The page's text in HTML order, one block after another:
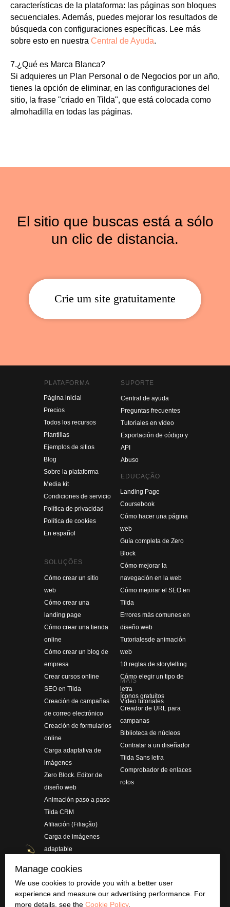
Manage cookies
We use cookies to provide you with a better user
experience and measure our advertising performance. For
more details, see the Cookie Policy.
características de la plataforma: las páginas son bloques
secuenciales. Además, puedes mejorar los resultados de
búsqueda con configuraciones específicas. Lee más
sobre esto en nuestra Central de Ayuda.
7.¿Qué es Marca Blanca?
Si adquieres un Plan Personal o de Negocios por un año,
tienes la opción de eliminar, en las configuraciones del
sitio, la frase "criado en Tilda", que está colocada como
almohadilla en todas las páginas.
El sitio que buscas está a sólo
un clic de distancia.
Crie um site gratuitamente
Página inicial
Precios
Todos los recursos
Plantillas
Ejemplos de sitios
Blog
Sobre la plataforma
Media kit
Condiciones de servicio
Política de privacidad
Política de cookies
En español
Landing Page
Coursebook
Cómo hacer una página
web
Guía completa de Zero
Block
Cómo mejorar la
navegación en la web
Cómo mejorar el SEO en
Tilda
Errores más comunes en
diseño web
Tutorialesde animación
web
10 reglas de storytelling
Cómo elegir un tipo de
letra
Vídeo tutoriales
Central de ayuda
Preguntas frecuentes
Tutoriales en vídeo
Exportación de código y
API
Abuso
Íconos gratuitos
Creador de URL para
campanas
Biblioteca de núcleos
Contratar a un diseñador
Tilda Sans letra
Comprobador de enlaces
rotos
MAIS
Cómo crear un sitio
web
Cómo crear una
landing page
Cómo crear una tienda
online
Cómo crear un blog de
empresa
Crear cursos online
SEO en Tilda
Creación de campañas
de correo electrónico
Creación de formularios
online
Carga adaptativa de
imágenes
Zero Block. Editor de
diseño web
Animación paso a paso
Tilda CRM
Afiliación (Filiação)
Carga de imágenes
adaptable
Tilda
EDUCAÇÃO
PLATAFORMA
SOLUÇÕES
SUPORTE